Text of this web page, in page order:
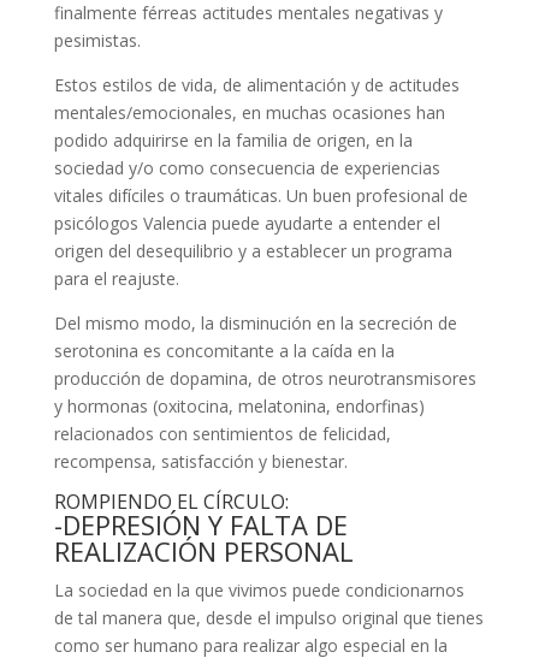
finalmente férreas actitudes mentales negativas y
pesimistas.
Estos estilos de vida, de alimentación y de actitudes
mentales/emocionales, en muchas ocasiones han
podido adquirirse en la familia de origen, en la
sociedad y/o como consecuencia de experiencias
vitales difíciles o traumáticas. Un buen profesional de
psicólogos Valencia puede ayudarte a entender el
origen del desequilibrio y a establecer un programa
para el reajuste.
Del mismo modo, la disminución en la secreción de
serotonina es concomitante a la caída en la
producción de dopamina, de otros neurotransmisores
y hormonas (oxitocina, melatonina, endorfinas)
relacionados con sentimientos de felicidad,
recompensa, satisfacción y bienestar.
ROMPIENDO EL CÍRCULO:
-DEPRESIÓN Y FALTA DE
REALIZACIÓN PERSONAL
La sociedad en la que vivimos puede condicionarnos
de tal manera que, desde el impulso original que tienes
como ser humano para realizar algo especial en la